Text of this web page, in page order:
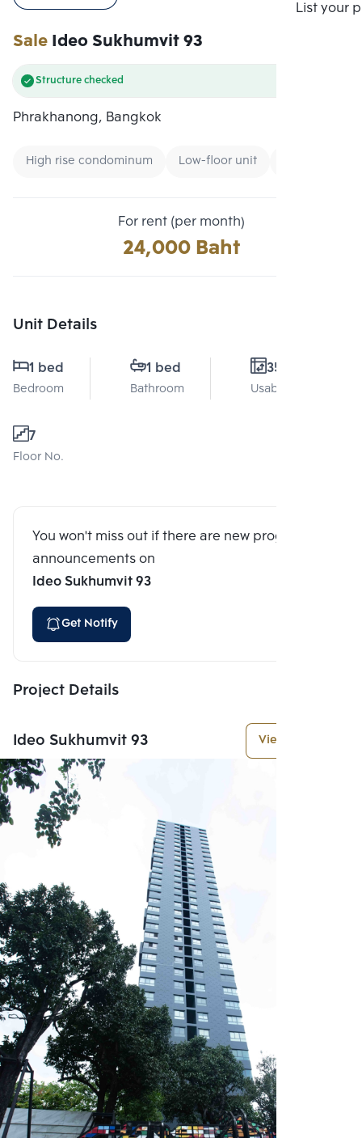
List your
SaleIdeo Sukhumvit 93
Structure checked
Phrakhanong, Bangkok
High rise condominum Low-floor unit
For rent (per month)
24,000 Baht
Unit Details
1 bed
Bedroom
1 bed
Bathroom
35 Sq.m.
Usable area
7
Floor No.
You won't miss out if there are new program
announcements on
Ideo Sukhumvit 93
Get Notify
Project Details
Ideo Sukhumvit 93 View More